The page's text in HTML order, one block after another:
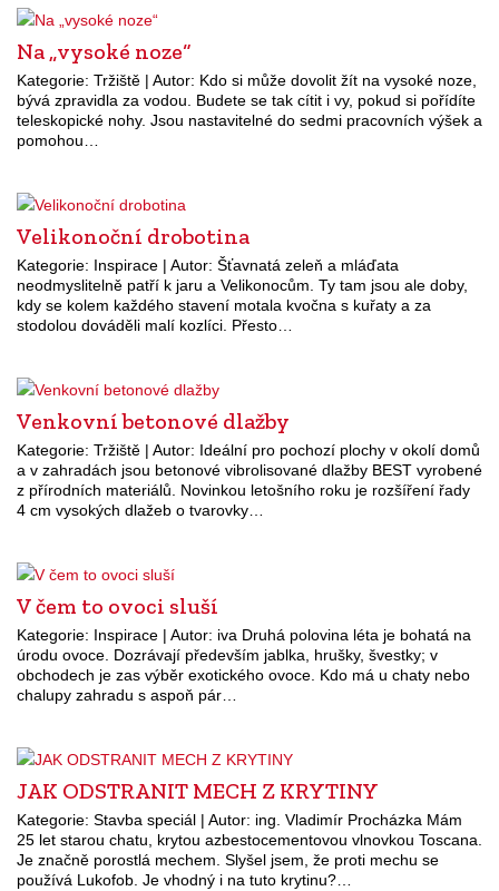
Na „vysoké noze“
Kategorie: Tržiště | Autor: Kdo si může dovolit žít na vysoké noze,
bývá zpravidla za vodou. Budete se tak cítit i vy, pokud si pořídíte
teleskopické nohy. Jsou nastavitelné do sedmi pracovních výšek a
pomohou…
Velikonoční drobotina
Kategorie: Inspirace | Autor: Šťavnatá zeleň a mláďata
neodmyslitelně patří k jaru a Velikonocům. Ty tam jsou ale doby,
kdy se kolem každého stavení motala kvočna s kuřaty a za
stodolou dováděli malí kozlíci. Přesto…
Venkovní betonové dlažby
Kategorie: Tržiště | Autor: Ideální pro pochozí plochy v okolí domů
a v zahradách jsou betonové vibrolisované dlažby BEST vyrobené
z přírodních materiálů. Novinkou letošního roku je rozšíření řady
4 cm vysokých dlažeb o tvarovky…
V čem to ovoci sluší
Kategorie: Inspirace | Autor: iva Druhá polovina léta je bohatá na
úrodu ovoce. Dozrávají především jablka, hrušky, švestky; v
obchodech je zas výběr exotického ovoce. Kdo má u chaty nebo
chalupy zahradu s aspoň pár…
JAK ODSTRANIT MECH Z KRYTINY
Kategorie: Stavba speciál | Autor: ing. Vladimír Procházka Mám
25 let starou chatu, krytou azbestocementovou vlnovkou Toscana.
Je značně porostlá mechem. Slyšel jsem, že proti mechu se
používá Lukofob. Je vhodný i na tuto krytinu?…